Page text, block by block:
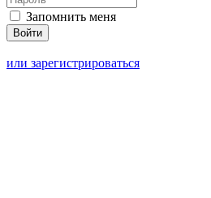
Запомнить меня
или зарегистрироваться